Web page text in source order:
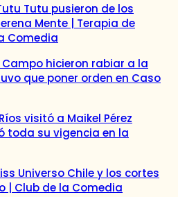
Tutu pusieron de los
Mente | Terapia de
Comedia
hicieron rabiar a la
que poner orden en Caso
visitó a Maikel Pérez
toda su vigencia en la
Universo Chile y los cortes
| Club de la Comedia